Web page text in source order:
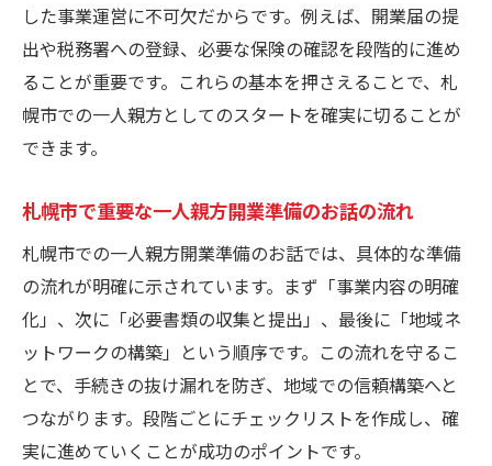
新たな挑戦に活かす一人親方開業準備のお
話
北海道独自の一人親方開業準備のお話の重
要性
地域特性を活かす札幌での開業ステップ解説
特性
札幌で活きる一人親方開業準備のお話の実
例
地域ネットワークと一人親方開業準備のお
話の関連性
札幌特有の課題に備える一人親方開業準備
のお話
した事業運営に不可欠だからです。例えば、開業届の提
出や税務署への登録、必要な保険の確認を段階的に進め
ることが重要です。これらの基本を押さえることで、札
幌市での一人親方としてのスタートを確実に切ることが
できます。
札幌市で重要な一人親方開業準備のお話の流れ
札幌市での一人親方開業準備のお話では、具体的な準備
の流れが明確に示されています。まず「事業内容の明確
化」、次に「必要書類の収集と提出」、最後に「地域ネ
ットワークの構築」という順序です。この流れを守るこ
とで、手続きの抜け漏れを防ぎ、地域での信頼構築へと
つながります。段階ごとにチェックリストを作成し、確
実に進めていくことが成功のポイントです。